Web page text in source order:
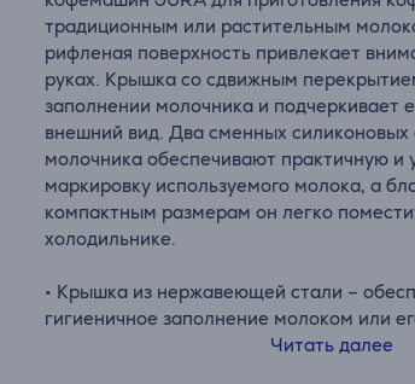
традиционным или растительным
рифленая поверхность привлекает
руках. Крышка со сдвижным
заполнении молочника и подчеркивает
внешний вид. Два сменных силиконовых
молочника обеспечивают практичную и
маркировку используемого молока, а
компактным размерам он легко
холодильнике.
• Крышка из нержавеющей стали –
гигиеничное заполнение молоком или
• Качественное стекло – можно мыть в
Читать далее